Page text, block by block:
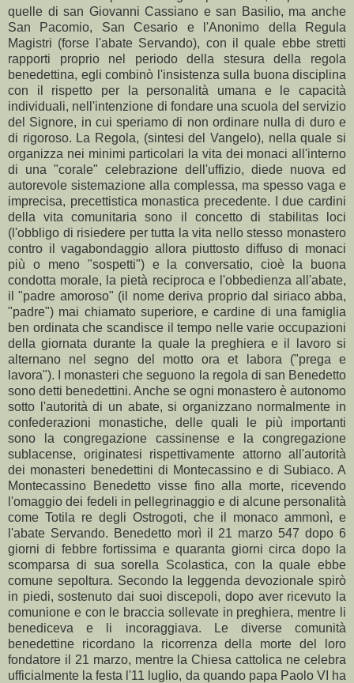
quelle di san Giovanni Cassiano e san Basilio, ma anche
San Pacomio, San Cesario e l'Anonimo della Regula
Magistri (forse l'abate Servando), con il quale ebbe stretti
rapporti proprio nel periodo della stesura della regola
benedettina, egli combinò l'insistenza sulla buona disciplina
con il rispetto per la personalità umana e le capacità
individuali, nell'intenzione di fondare una scuola del servizio
del Signore, in cui speriamo di non ordinare nulla di duro e
di rigoroso. La Regola, (sintesi del Vangelo), nella quale si
organizza nei minimi particolari la vita dei monaci all'interno
di una "corale" celebrazione dell'uffizio, diede nuova ed
autorevole sistemazione alla complessa, ma spesso vaga e
imprecisa, precettistica monastica precedente. I due cardini
della vita comunitaria sono il concetto di stabilitas loci
(l'obbligo di risiedere per tutta la vita nello stesso monastero
contro il vagabondaggio allora piuttosto diffuso di monaci
più o meno "sospetti") e la conversatio, cioè la buona
condotta morale, la pietà reciproca e l'obbedienza all'abate,
il "padre amoroso" (il nome deriva proprio dal siriaco abba,
"padre") mai chiamato superiore, e cardine di una famiglia
ben ordinata che scandisce il tempo nelle varie occupazioni
della giornata durante la quale la preghiera e il lavoro si
alternano nel segno del motto ora et labora ("prega e
lavora"). I monasteri che seguono la regola di san Benedetto
sono detti benedettini. Anche se ogni monastero è autonomo
sotto l'autorità di un abate, si organizzano normalmente in
confederazioni monastiche, delle quali le più importanti
sono la congregazione cassinense e la congregazione
sublacense, originatesi rispettivamente attorno all'autorità
dei monasteri benedettini di Montecassino e di Subiaco. A
Montecassino Benedetto visse fino alla morte, ricevendo
l'omaggio dei fedeli in pellegrinaggio e di alcune personalità
come Totila re degli Ostrogoti, che il monaco ammonì, e
l'abate Servando. Benedetto morì il 21 marzo 547 dopo 6
giorni di febbre fortissima e quaranta giorni circa dopo la
scomparsa di sua sorella Scolastica, con la quale ebbe
comune sepoltura. Secondo la leggenda devozionale spirò
in piedi, sostenuto dai suoi discepoli, dopo aver ricevuto la
comunione e con le braccia sollevate in preghiera, mentre li
benediceva e li incoraggiava. Le diverse comunità
benedettine ricordano la ricorrenza della morte del loro
fondatore il 21 marzo, mentre la Chiesa cattolica ne celebra
ufficialmente la festa l'11 luglio, da quando papa Paolo VI ha